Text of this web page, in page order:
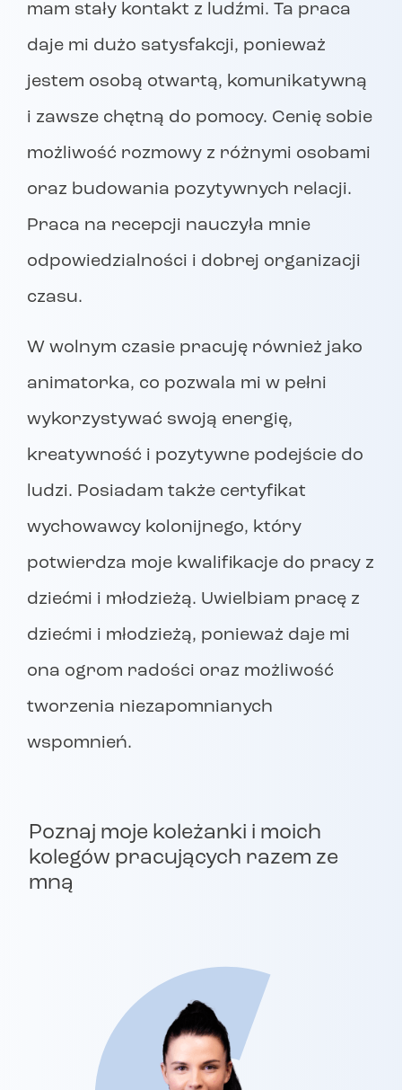
mam stały kontakt z ludźmi. Ta praca
daje mi dużo satysfakcji, ponieważ
jestem osobą otwartą, komunikatywną
i zawsze chętną do pomocy. Cenię sobie
możliwość rozmowy z różnymi osobami
oraz budowania pozytywnych relacji.
Praca na recepcji nauczyła mnie
odpowiedzialności i dobrej organizacji
czasu.
W wolnym czasie pracuję również jako
animatorka, co pozwala mi w pełni
wykorzystywać swoją energię,
kreatywność i pozytywne podejście do
ludzi. Posiadam także certyfikat
wychowawcy kolonijnego, który
potwierdza moje kwalifikacje do pracy z
dziećmi i młodzieżą. Uwielbiam pracę z
dziećmi i młodzieżą, ponieważ daje mi
ona ogrom radości oraz możliwość
tworzenia niezapomnianych
wspomnień.
Poznaj moje koleżanki i moich
kolegów pracujących razem ze
mną